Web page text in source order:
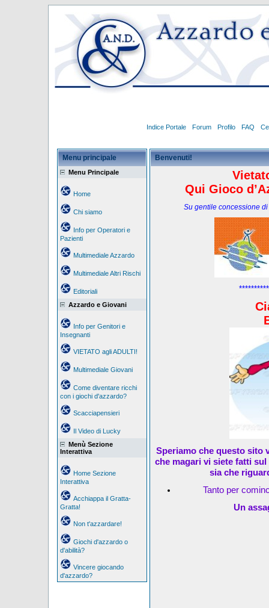
Indice Portale Forum Profilo FAQ
Menu principale
Menu Principale
Home
Chi siamo
Info per Operatori e
Pazienti
Multimediale Azzardo
Multimediale Altri Rischi
Editoriali
Azzardo e Giovani
Info per Genitori e
Insegnanti
VIETATO agli ADULTI!
Multimediale Giovani
Come diventare ricchi
con i giochi d'azzardo?
Scacciapensieri
Il Video di Lucky
Menù Sezione
Interattiva
Home Sezione
Interattiva
Acchiappa il Gratta-
Gratta!
Non t'azzardare!
Giochi d'azzardo o
d'abilità?
Vincere giocando
d'azzardo?
Benvenuti!
Qui Gioco
Su gentile concessione
Speriamo che questo sito
che magari vi siete fatti
sia che
Tanto per
Un